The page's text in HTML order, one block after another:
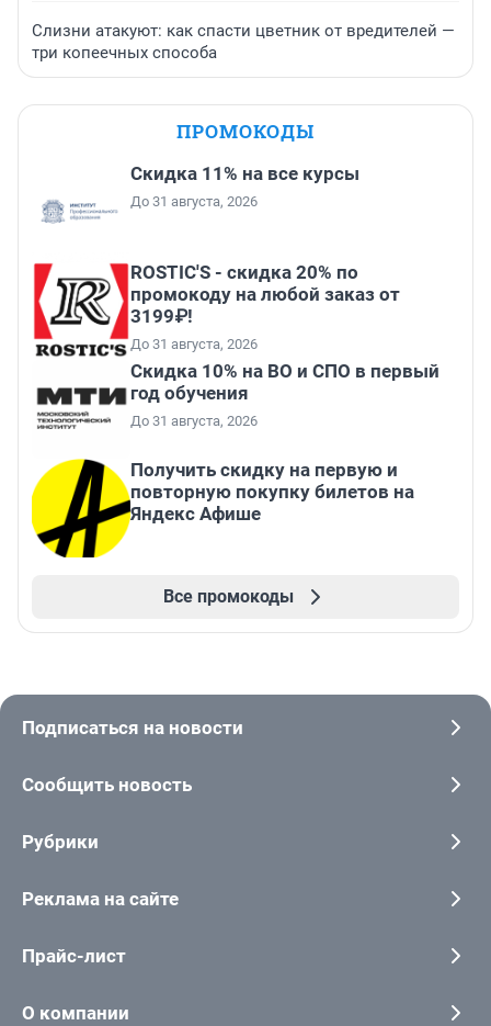
Слизни атакуют: как спасти цветник от вредителей —
три копеечных способа
ПРОМОКОДЫ
Скидка 11% на все курсы
До 31 августа, 2026
ROSTIC'S - скидка 20% по
промокоду на любой заказ от
3199₽!
До 31 августа, 2026
Скидка 10% на ВО и СПО в первый
год обучения
До 31 августа, 2026
Получить скидку на первую и
повторную покупку билетов на
Яндекс Афише
Все промокоды
Подписаться на новости
Сообщить новость
Рубрики
Реклама на сайте
Прайс-лист
О компании